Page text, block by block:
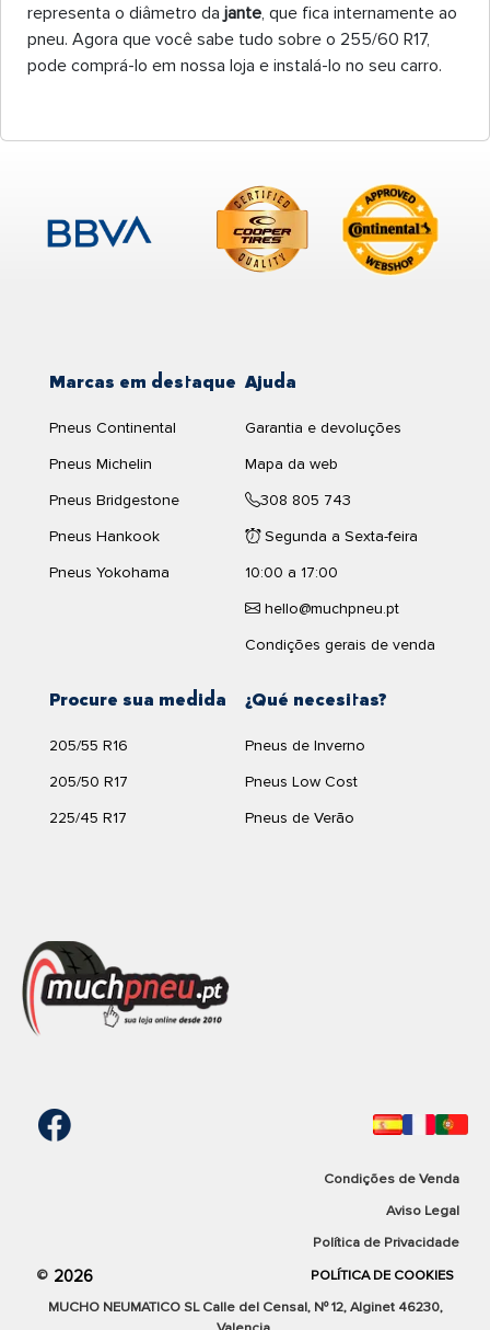
representa o diâmetro dajante, que fica internamente ao
pneu. Agora que você sabe tudo sobre o 255/60 R17,
pode comprá-lo em nossa loja e instalá-lo no seu carro.
Marcas em destaque
Pneus Continental
Pneus Michelin
Pneus Bridgestone
Pneus Hankook
Pneus Yokohama
¿Qué necesitas?
Pneus de Inverno
Pneus Low Cost
Pneus de Verão
Procure sua medida
205/55 R16
205/50 R17
225/45 R17
Ajuda
Garantia e devoluções
Mapa da web
308 805 743
Segunda a Sexta-feira
10:00 a 17:00
hello@muchpneu.pt
Condições gerais de venda
Condições de Venda
Aviso Legal
Política de Privacidade
© 2026
POLÍTICA DE COOKIES
MUCHO NEUMATICO SL Calle del Censal, Nº 12, Alginet 46230,